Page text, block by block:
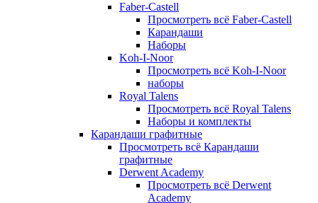
Faber-Castell
Просмотреть всё Faber-Castell
Карандаши
Наборы
Koh-I-Noor
Просмотреть всё Koh-I-Noor
наборы
Royal Talens
Просмотреть всё Royal Talens
Наборы и комплекты
Карандаши графитные
Просмотреть всё Карандаши
графитные
Derwent Academy
Просмотреть всё Derwent
Academy